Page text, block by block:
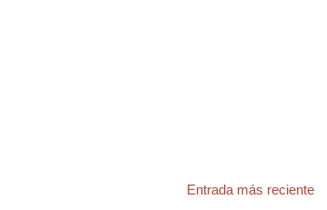
Entrada más reciente